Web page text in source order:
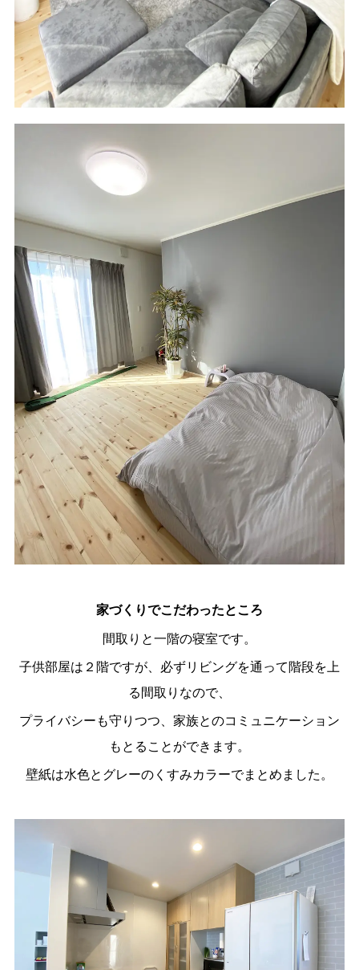
家づくりでこだわったところ
間取りと一階の寝室です。
子供部屋は２階ですが、必ずリビングを通って階段を上
る間取りなので、
プライバシーも守りつつ、家族とのコミュニケーション
もとることができます。
壁紙は水色とグレーのくすみカラーでまとめました。